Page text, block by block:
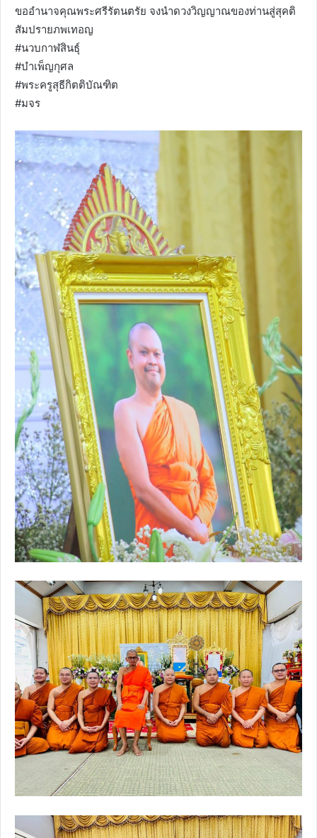
ขออำนาจคุณพระศรีรัตนตรัย จงนำดวงวิญญาณของท่านสู่สุคติ
สัมปรายภพเทอญ
#นวบกาฬสินธุ์
#บำเพ็ญกุศล
#พระครูสุธีกิตติบัณฑิต
#มจร